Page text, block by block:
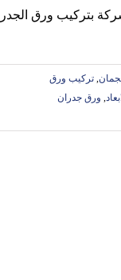
, تركيب ورق
, ورق جدران